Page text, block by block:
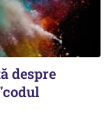
despre